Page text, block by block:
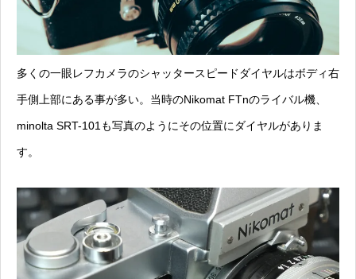
多くの一眼レフカメラのシャッタースピードダイヤルはボディ右
手側上部にある事が多い。当時のNikomat FTnのライバル機、
minolta SRT-101も写真のようにその位置にダイヤルがありま
す。